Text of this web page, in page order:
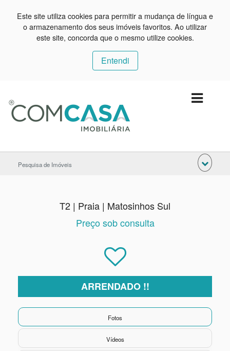
Este site utiliza cookies para permitir a mudança de língua e
o armazenamento dos seus imóveis favoritos. Ao utilizar
este site, concorda que o mesmo utilize cookies.
Entendi
Pesquisa de Imóveis
T2 | Praia | Matosinhos Sul
Preço sob consulta
ARRENDADO !!
Fotos
Vídeos